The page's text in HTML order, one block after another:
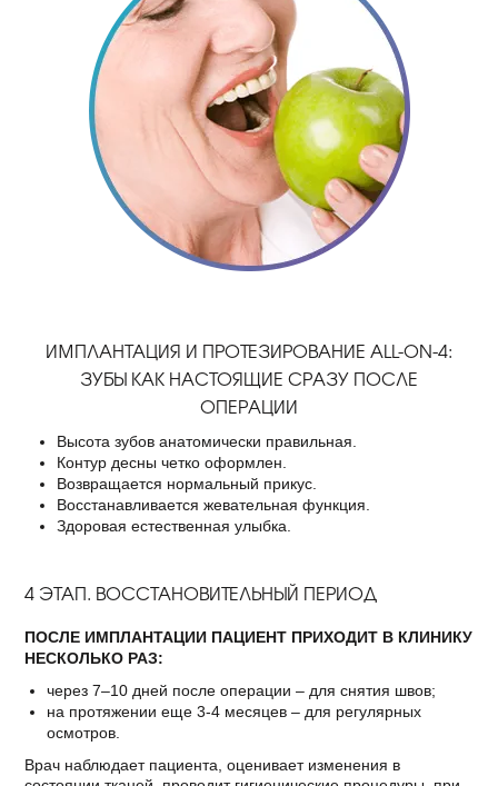
ИМПЛАНТАЦИЯ И ПРОТЕЗИРОВАНИЕ ALL-ON-4:
ЗУБЫ КАК НАСТОЯЩИЕ СРАЗУ ПОСЛЕ
ОПЕРАЦИИ
Высота зубов анатомически правильная.
Контур десны четко оформлен.
Возвращается нормальный прикус.
Восстанавливается жевательная функция.
Здоровая естественная улыбка.
4 ЭТАП. ВОССТАНОВИТЕЛЬНЫЙ ПЕРИОД
ПОСЛЕ ИМПЛАНТАЦИИ ПАЦИЕНТ ПРИХОДИТ В КЛИНИКУ
НЕСКОЛЬКО РАЗ:
через 7–10 дней после операции – для снятия швов;
на протяжении еще 3-4 месяцев – для регулярных
осмотров.
Врач наблюдает пациента, оценивает изменения в